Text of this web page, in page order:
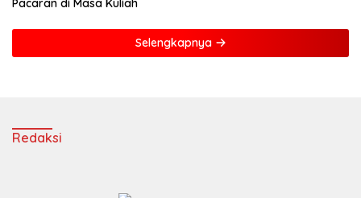
Pacaran di Masa Kuliah
Selengkapnya
Redaksi